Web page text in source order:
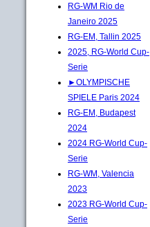
RG-WM Rio de
Janeiro 2025
RG-EM, Tallin 2025
2025, RG-World Cup-
Serie
►OLYMPISCHE
SPIELE Paris 2024
RG-EM, Budapest
2024
2024 RG-World Cup-
Serie
RG-WM, Valencia
2023
2023 RG-World Cup-
Serie